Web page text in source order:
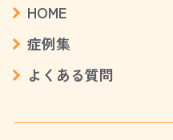
HOME
症例集
よくある質問